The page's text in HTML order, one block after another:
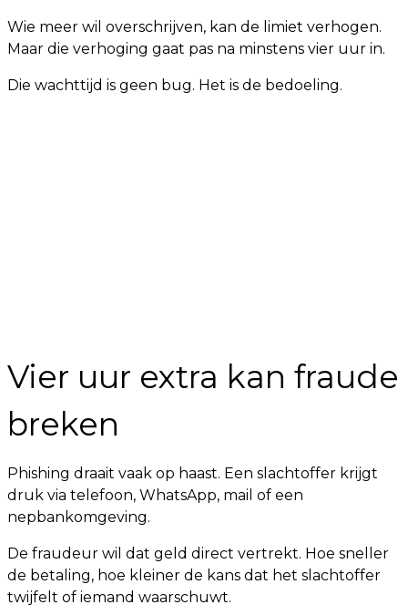
Wie meer wil overschrijven, kan de limiet verhogen.
Maar die verhoging gaat pas na minstens vier uur in.
Die wachttijd is geen bug. Het is de bedoeling.
Vier uur extra kan fraude
breken
Phishing draait vaak op haast. Een slachtoffer krijgt
druk via telefoon, WhatsApp, mail of een
nepbankomgeving.
De fraudeur wil dat geld direct vertrekt. Hoe sneller
de betaling, hoe kleiner de kans dat het slachtoffer
twijfelt of iemand waarschuwt.